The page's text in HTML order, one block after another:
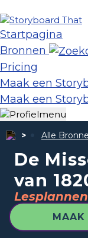
Startpagina
Bronnen
Pricing
Maak een
Maak een
Alle
De
van
MAAK